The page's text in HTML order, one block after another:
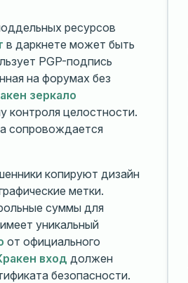
ресурсов
в даркнете может быть
PGP-подпись
на форумах без
зеркало
контроля целостности.
сопровождается
копируют дизайн
метки.
суммы для
уникальный
от официального
вход должен
безопасности.